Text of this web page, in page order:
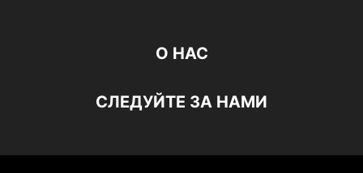
О НАС
СЛЕДУЙТЕ ЗА НАМИ